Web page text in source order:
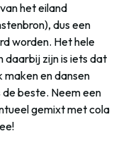
het eiland
dus een
worden. Het hele
daarbij zijn is iets dat
en dansen
de beste. Neem een
gemixt met cola